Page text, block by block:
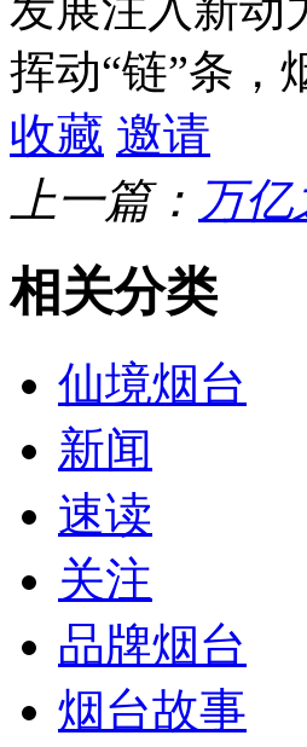
挥动“链”条，
收藏 邀请
上一篇： 万
相关分类
仙境烟台
新闻
速读
关注
品牌烟台
烟台故事